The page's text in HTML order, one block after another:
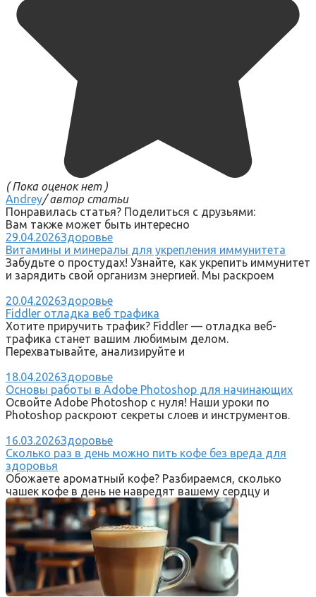
( Пока оценок нет )
Andrey/ автор статьи
Понравилась статья? Поделиться с друзьями:
Вам также может быть интересно
29.04.2026Здоровье
Витамины и минералы для укрепления иммунитета
Забудьте о простудах! Узнайте, как укрепить иммунитет
и зарядить свой организм энергией. Мы раскроем
20.04.2026Здоровье
Fiddler отладка веб трафика
Хотите приручить трафик? Fiddler — отладка веб-
трафика станет вашим любимым делом.
Перехватывайте, анализируйте и
18.04.2026Здоровье
Основы работы в Adobe Photoshop для начинающих
Освойте Adobe Photoshop с нуля! Наши уроки по
Photoshop раскроют секреты слоев и инструментов.
16.03.2026Здоровье
Сколько раз в день можно пить кофе без вреда для
здоровья
Обожаете ароматный кофе? Разбираемся, сколько
чашек кофе в день не навредят вашему сердцу и